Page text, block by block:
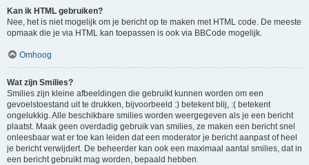
Kan ik HTML gebruiken?
Nee, het is niet mogelijk om je bericht op te maken met HTML code. De meeste
opmaak die je via HTML kan toepassen is ook via BBCode mogelijk.
Omhoog
Wat zijn Smilies?
Smilies zijn kleine afbeeldingen die gebruikt kunnen worden om een
gevoelstoestand uit te drukken, bijvoorbeeld :) betekent blij, :( betekent
ongelukkig. Alle beschikbare smilies worden weergegeven als je een bericht
plaatst. Maak geen overdadig gebruik van smilies, ze maken een bericht snel
onleesbaar wat er toe kan leiden dat een moderator je bericht aanpast of heel
je bericht verwijdert. De beheerder kan ook een maximaal aantal smilies, dat in
een bericht gebruikt mag worden, bepaald hebben.